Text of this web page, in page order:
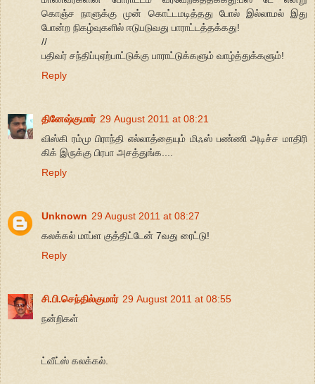
கொஞ்ச நாளுக்கு முன் கொட்டமடித்தது போல் இல்லாமல் இது
போன்ற நிகழ்வுகளில் ஈடுபடுவது பாராட்டத்தக்கது!
//
பதிவர் சந்திப்புஏற்பாட்டுக்கு பாராட்டுக்களும் வாழ்த்துக்களும்!
Reply
தினேஷ்குமார் 29 August 2011 at 08:21
விஸ்கி ரம்மு பிராந்தி எல்லாத்தையும் மிஃஸ் பண்ணி அடிச்ச மாதிரி
கிக் இருக்கு பிரபா அசத்துங்க....
Reply
Unknown 29 August 2011 at 08:27
கலக்கல் மாப்ள குத்திட்டேன் 7வது ரைட்டு!
Reply
சி.பி.செந்தில்குமார் 29 August 2011 at 08:55
நன்றிகள்
ட்வீட்ஸ் கலக்கல்.